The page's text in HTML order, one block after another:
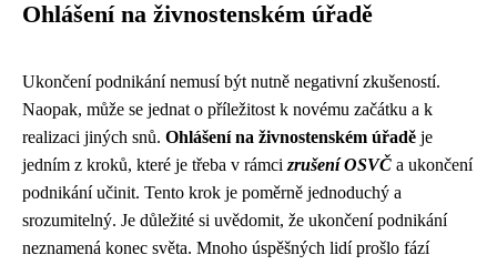
Ohlášení na živnostenském úřadě
Ukončení podnikání nemusí být nutně negativní zkušeností.
Naopak, může se jednat o příležitost k novému začátku a k
realizaci jiných snů. Ohlášení na živnostenském úřadě je
jedním z kroků, které je třeba v rámci zrušení OSVČ a ukončení
podnikání učinit. Tento krok je poměrně jednoduchý a
srozumitelný. Je důležité si uvědomit, že ukončení podnikání
neznamená konec světa. Mnoho úspěšných lidí prošlo fází